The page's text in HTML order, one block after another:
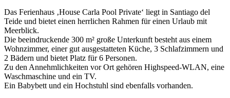
Das Ferienhaus ‚House Carla Pool Private‘ liegt in Santiago del
Teide und bietet einen herrlichen Rahmen für einen Urlaub mit
Meerblick.
Die beeindruckende 300 m² große Unterkunft besteht aus einem
Wohnzimmer, einer gut ausgestatteten Küche, 3 Schlafzimmern und
2 Bädern und bietet Platz für 6 Personen.
Zu den Annehmlichkeiten vor Ort gehören Highspeed-WLAN, eine
Waschmaschine und ein TV.
Ein Babybett und ein Hochstuhl sind ebenfalls vorhanden.